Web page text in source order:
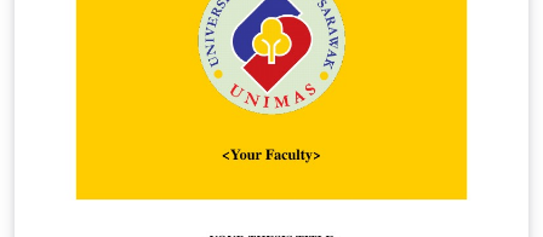
BibLaTeX permettant une gestion très fine de la
bibliographie, Quelques réglages proposés par défaut
pour faciliter l'emploi des options de BibLaTeX, Rendu
esthétique des titres de chapitres et parties, Utilisation
La classe Bredele est placée sous licence GNU GPL v.3.
Copyright 2008, 2010, 2014 : Christophe Masutti (voir